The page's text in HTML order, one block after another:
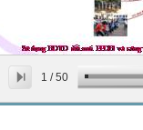
1 /50